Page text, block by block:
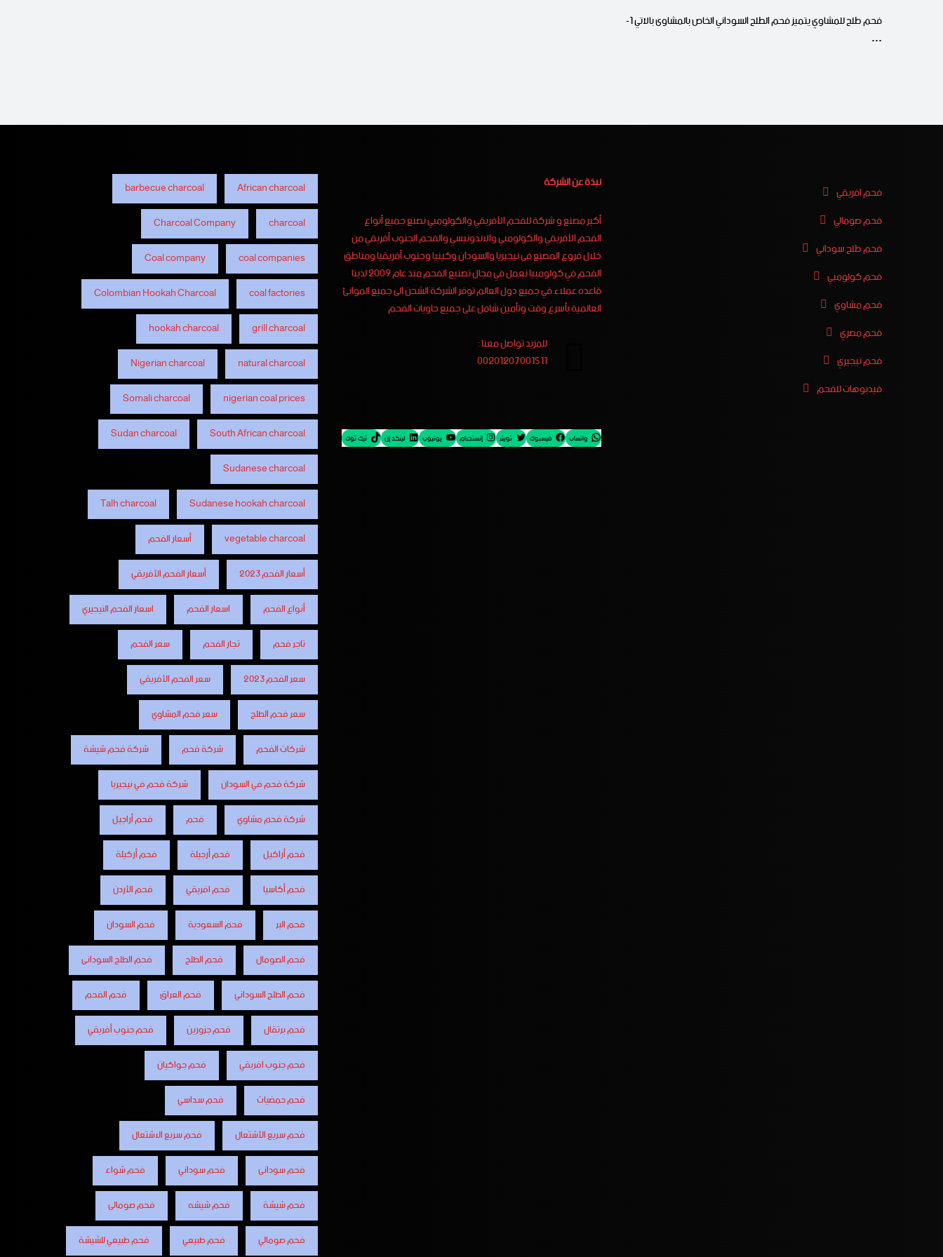
فحم طلح للمشاوي يتميز فحم الطلح السوداني الخاص بالمشاوى بالآتي 1-
…
فحم افريقي
فحم صومالي
فحم طلح سوداني
فحم كولومبي
فحم مشاوي
فحم مصري
فحم نيجيري
فيدبوهات للفحم
نبذة عن الشركة
أكبر مصنع و شركة للفحم الأفريقي والكولومبي نصنع جميع أنواع
الفحم الأفريقي والكولومبي والاندونيسي والفحم الجنوب أفريقي من
خلال فروع المصنع فى نيجيريا والسودان وكينيا وجنوب أفريقيا ومناطق
الفحم في كولومبيا نعمل في مجال تصنيع الفحم منذ عام 2009 لدينا
قاعده عملاء في جميع دول العالم توفر الشركة الشحن الى جميع الموانئ
العالمية بأسرع وقت وتأمين شامل على جميع حاويات الفحم
للمزيد تواصل معنا :
00201207001511
واتساب فيسبوك تويتر إنستجرام يوتيوب لينكد إن تيك توك
African charcoal
barbecue charcoal
charcoal
Charcoal Company
coal companies
Coal company
coal factories
Colombian Hookah Charcoal
grill charcoal
hookah charcoal
natural charcoal
Nigerian charcoal
nigerian coal prices
Somali charcoal
South African charcoal
Sudan charcoal
Sudanese charcoal
Sudanese hookah charcoal
Talh charcoal
vegetable charcoal
أسعار الفحم
أسعار الفحم 2023
أسعار الفحم الأفريقي
أنواع الفحم
اسعار الفحم
اسعار الفحم النيجيري
تاجر فحم
تجار الفحم
سعر الفحم
سعر الفحم 2023
سعر الفحم الأفريقي
سعر فحم الطلح
سعر فحم المشاوي
شركات الفحم
شركة فحم
شركة فحم شيشة
شركة فحم في السودان
شركة فحم في نيجيريا
شركة فحم مشاوي
فحم
فحم أراجيل
فحم أراكيل
فحم أرجيلة
فحم أركيلة
فحم أكاسيا
فحم افريقي
فحم الأردن
فحم البر
فحم السعودية
فحم السودان
فحم الصومال
فحم الطلح
فحم الطلح السودانى
فحم الطلح السوداني
فحم العراق
فحم الفحم
فحم برتقال
فحم جزورين
فحم جنوب أفريقي
فحم جنوب افريقي
فحم جواكيان
فحم حمضيات
فحم سداسي
فحم سريع الأشتعال
فحم سريع الاشتعال
فحم سودانى
فحم سوداني
فحم شواء
فحم شيشة
فحم شيشه
فحم صومالى
فحم صومالي
فحم طبيعي فحم طبيعي للشيشة